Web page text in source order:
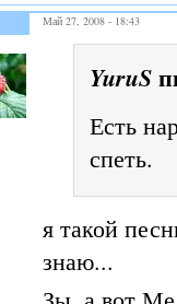
Май 27, 2008 - 18:43
YuruS
Есть
спеть.
я такой
знаю...